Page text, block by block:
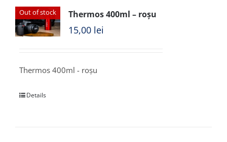
Out of stock Thermos 400ml – roșu
15,00 lei
Thermos 400ml - roșu
Details